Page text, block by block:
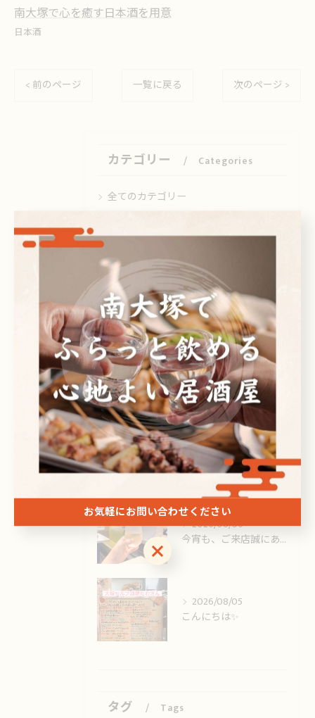
南大塚で心を癒す日本酒を用意
日本酒
< 前のページ 一覧に戻る 次のページ >
カテゴリー Categories
全てのカテゴリー
焼酎
刺身
ドリンク
最近の投稿 Recent Posts
2026/08/06
こんにちは✨️
2026/08/06
今宵も、ご来店誠にありがとうございました🙏
2026/08/05
こんにちは✨️
タグ Tags
お気軽にお問い合わせください
お気軽にお問い合わせください